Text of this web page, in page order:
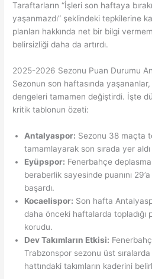
Taraftarların “İşleri son haftaya
yaşanmazdı” şeklindeki tepkilerine
planları hakkında net bir bilgi
belirsizliği daha da artırdı.
2025-2026 Sezonu Puan Durumu
Sezonun son haftasında yaşananlar,
dengeleri tamamen değiştirdi. İşte
kritik tablonun özeti:
Antalyaspor: Sezonu 38 maçta
tamamlayarak son sırada yer
Eyüpspor: Fenerbahçe
beraberlik sayesinde puanını
başardı.
Kocaelispor: Son hafta
daha önceki haftalarda topladığı
korudu.
Dev Takımların Etkisi:
Trabzonspor sezonu üst
hattındaki takımların kaderini